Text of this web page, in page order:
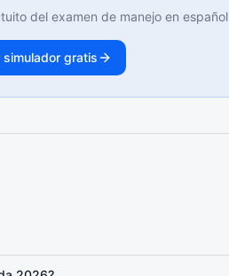
del examen de manejo en
simulador gratis